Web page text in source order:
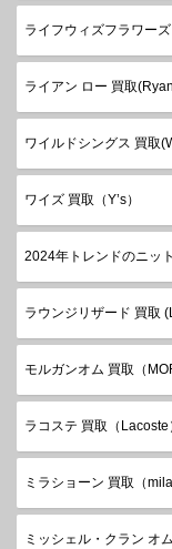
ライフウィズフラワー
ライアン ロー 買取
ワイルドシングス 買取
ワイズ 買取（Y’s）
2024年トレンドのニッ
ラウンジリザード 買取
モルガンオム 買取（
ラコステ 買取（Lacoste
ミラショーン 買取（mila
ミッシェル・クラン オ